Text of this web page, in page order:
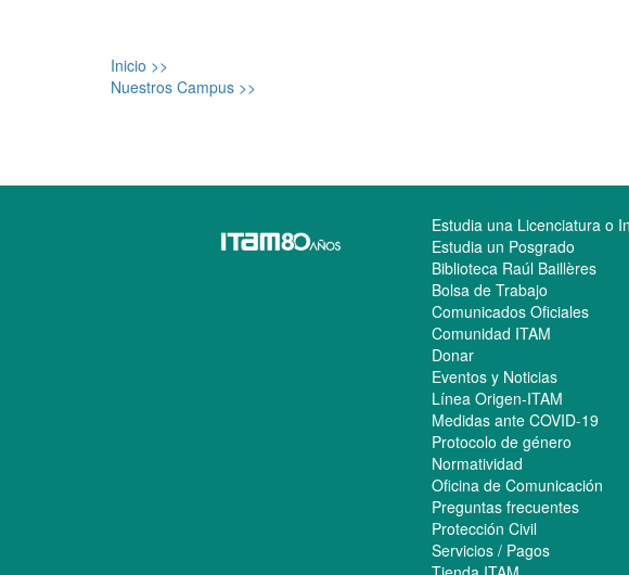
Inicio >>
Nuestros Campus >>
Estudia una Licenciatura o
Estudia un Posgrado
Biblioteca Raúl Baillères
Bolsa de Trabajo
Comunicados Oficiales
Comunidad ITAM
Donar
Eventos y Noticias
Línea Origen-ITAM
Medidas ante COVID-19
Protocolo de género
Normatividad
Oficina de Comunicación
Preguntas frecuentes
Protección Civil
Servicios / Pagos